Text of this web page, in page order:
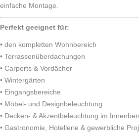
einfache Montage.
Perfekt geeignet für:
• den kompletten Wohnbereich
• Terrassenüberdachungen
• Carports & Vordächer
• Wintergärten
• Eingangsbereiche
• Möbel- und Designbeleuchtung
• Decken- & Akzentbeleuchtung im
• Gastronomie, Hotellerie & gewerbliche